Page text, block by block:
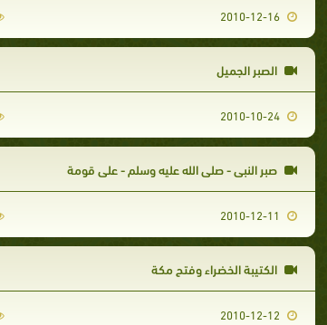
2010-12-16
الصبر الجميل
2010-10-24
صبر النبى - صلى الله عليه وسلم - على قومة
الكتيبة الخضراء وفتح مكة